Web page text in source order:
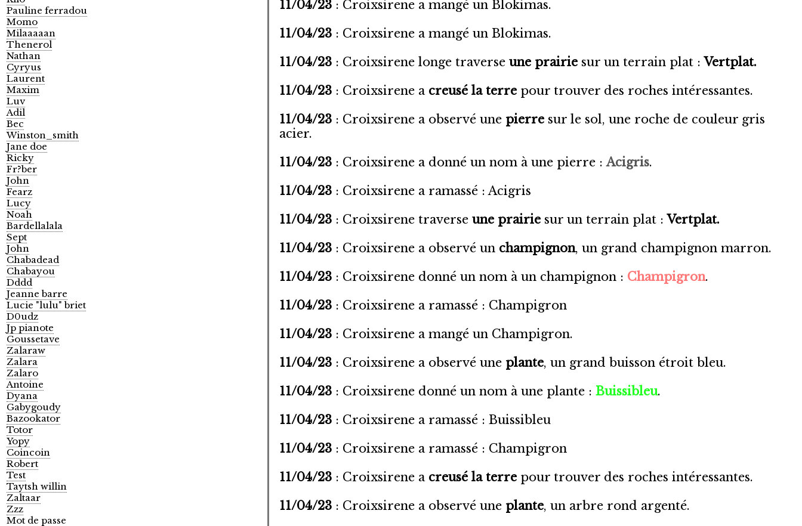
Pauline ferradou
Momo
Milaaaaan
Thenerol
Nathan
Cyryus
Laurent
Maxim
Luv
Adil
Bec
Winston_smith
Jane doe
Ricky
Fr?ber
John
Fearz
Lucy
Noah
Bardellalala
Sept
John
Chabadead
Chabayou
Dddd
Jeanne barre
Lucie "lulu" briet
D0udz
Jp pianote
Goussetave
Zalaraw
Zalara
Zalaro
Antoine
Dyana
Gabygoudy
Bazookator
Totor
Yopy
Coincoin
Robert
Test
Taytsh willin
Zaltaar
Zzz
Mot de passe
11/04/23 : Croixsirene a mangé un Blokimas.
11/04/23 : Croixsirene a mangé un Blokimas.
11/04/23 : Croixsirene longe traverse une prairie sur un terrain plat :Vertplat.
11/04/23 : Croixsirene a creusé la terre pour trouver des roches intéressantes.
11/04/23 : Croixsirene a observé une pierre sur le sol, une roche de couleur gris
acier.
11/04/23 : Croixsirene a donné un nom à une pierre :Acigris.
11/04/23 : Croixsirene a ramassé : Acigris
11/04/23 : Croixsirene traverse une prairie sur un terrain plat :Vertplat.
11/04/23 : Croixsirene a observé un champignon, un grand champignon marron.
11/04/23 : Croixsirene donné un nom à un champignon : Champigron.
11/04/23 : Croixsirene a ramassé : Champigron
11/04/23 : Croixsirene a mangé un Champigron.
11/04/23 : Croixsirene a observé une plante, un grand buisson étroit bleu.
11/04/23 : Croixsirene donné un nom à une plante : Buissibleu.
11/04/23 : Croixsirene a ramassé : Buissibleu
11/04/23 : Croixsirene a ramassé : Champigron
11/04/23 : Croixsirene a creusé la terre pour trouver des roches intéressantes.
11/04/23 : Croixsirene a observé une plante, un arbre rond argenté.